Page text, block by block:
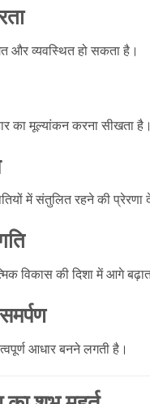
और व्यवस्थित हो सकता है।
का मूल्यांकन करना सीखता है।
में संतुलित रहने की प्रेरणा
विकास की दिशा में आगे
आधार बनने लगती है।